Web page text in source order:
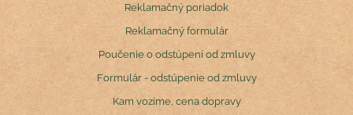
Reklamačný poriadok
Reklamačný formulár
Poučenie o odstúpení od zmluvy
Formulár - odstúpenie od zmluvy
Kam vozíme, cena dopravy